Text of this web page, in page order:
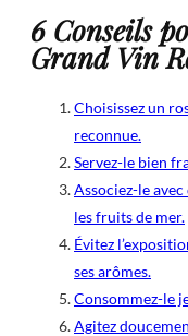
6 Conseils
Grand Vin
Choisissez un
reconnue.
Servez-le bien
Associez-le avec
les fruits de mer.
Évitez
ses arômes.
Consommez-le
Agitez